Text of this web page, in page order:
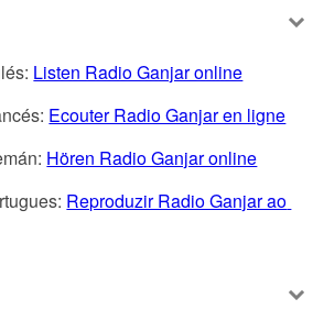
Listen Radio Ganjar online
Ecouter Radio Ganjar en ligne
Hören Radio Ganjar online
Reproduzir Radio Ganjar ao